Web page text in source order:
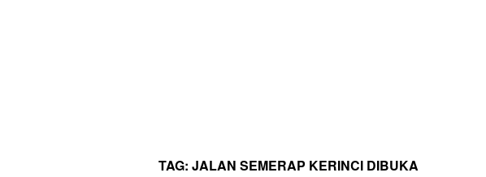
TAG: JALAN SEMERAP KERINCI DIBUKA